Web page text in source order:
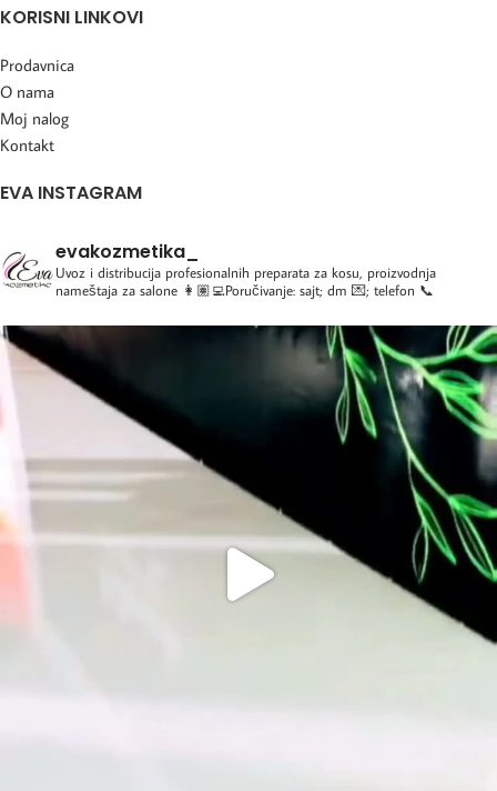
KORISNI LINKOVI
Prodavnica
O nama
Moj nalog
Kontakt
EVA INSTAGRAM
evakozmetika_
Uvoz i distribucija profesionalnih preparata za kosu, proizvodnja
nameštaja za salone 👩🏽‍💻Poručivanje: sajt; dm 💌; telefon 📞